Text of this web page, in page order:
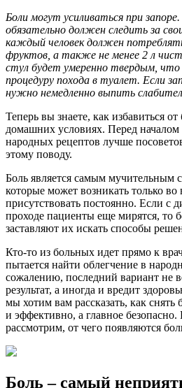
Боли могут усиливаться при
обязательно должен следить за
каждый человек должен
фруктов, а также не менее 2 л
стул будет умеренно твердым, что
процедуру похода в туалет. Если
нужно немедленно выпить
Теперь вы знаете, как избавиться
домашних условиях. Перед началом
народных рецептов лучше
этому поводу.
Боль является самым мучительным
которые может возникать только
присутствовать постоянно. Если с
проходе пациенты еще мирятся, то
заставляют их искать способы
Кто-то из больных идет прямо к
пытается найти облегчение в
сожалению, последний вариант не
результат, а иногда и вредит
мы хотим вам рассказать, как
и эффективно, а главное
рассмотрим, от чего появляются
Боль – самый